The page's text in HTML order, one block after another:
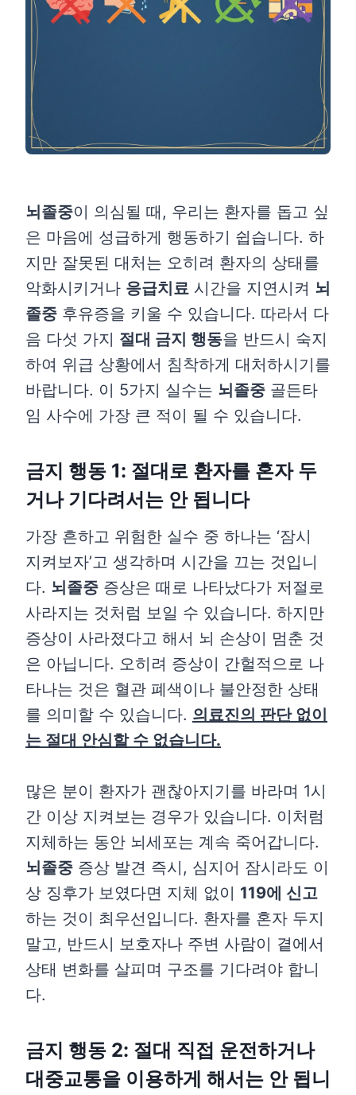
뇌졸중이 의심될 때, 우리는 환자를 돕고 싶
은 마음에 성급하게 행동하기 쉽습니다. 하
지만 잘못된 대처는 오히려 환자의 상태를
악화시키거나 응급치료 시간을 지연시켜 뇌
졸중 후유증을 키울 수 있습니다. 따라서 다
음 다섯 가지 절대 금지 행동을 반드시 숙지
하여 위급 상황에서 침착하게 대처하시기를
바랍니다. 이 5가지 실수는 뇌졸중 골든타
임 사수에 가장 큰 적이 될 수 있습니다.
금지 행동 1: 절대로 환자를 혼자 두
거나 기다려서는 안 됩니다
가장 흔하고 위험한 실수 중 하나는 ‘잠시
지켜보자’고 생각하며 시간을 끄는 것입니
다. 뇌졸중 증상은 때로 나타났다가 저절로
사라지는 것처럼 보일 수 있습니다. 하지만
증상이 사라졌다고 해서 뇌 손상이 멈춘 것
은 아닙니다. 오히려 증상이 간헐적으로 나
타나는 것은 혈관 폐색이나 불안정한 상태
를 의미할 수 있습니다. 의료진의 판단 없이
는 절대 안심할 수 없습니다.
많은 분이 환자가 괜찮아지기를 바라며 1시
간 이상 지켜보는 경우가 있습니다. 이처럼
지체하는 동안 뇌세포는 계속 죽어갑니다.
뇌졸중 증상 발견 즉시, 심지어 잠시라도 이
상 징후가 보였다면 지체 없이 119에 신고
하는 것이 최우선입니다. 환자를 혼자 두지
말고, 반드시 보호자나 주변 사람이 곁에서
상태 변화를 살피며 구조를 기다려야 합니
다.
금지 행동 2: 절대 직접 운전하거나
대중교통을 이용하게 해서는 안 됩니